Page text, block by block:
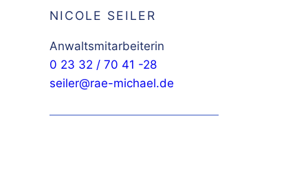
NICOLE SEILER
Anwaltsmitarbeiterin
0 23 32 / 70 41 -28
seiler@rae-michael.de